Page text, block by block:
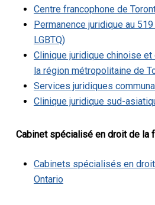
Centre francophone de
Permanence juridique au
LGBTQ)
Clinique juridique chinoise et
la région métropolitaine de
Services juridiques
Clinique juridique sud-
Cabinet spécialisé en droit de la
Cabinets spécialisés en
Ontario